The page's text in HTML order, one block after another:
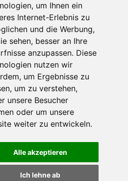
um Ihnen ein
Internet-Erlebnis zu
und die Werbung,
sehen, besser an Ihre
anzupassen. Diese
nutzen wir
um Ergebnisse zu
um zu verstehen,
unsere Besucher
oder um unsere
weiter zu entwickeln.
Alle akzeptieren
Ich lehne ab
8-0
22
| Impressum |
| Versicherung
Einstellungen